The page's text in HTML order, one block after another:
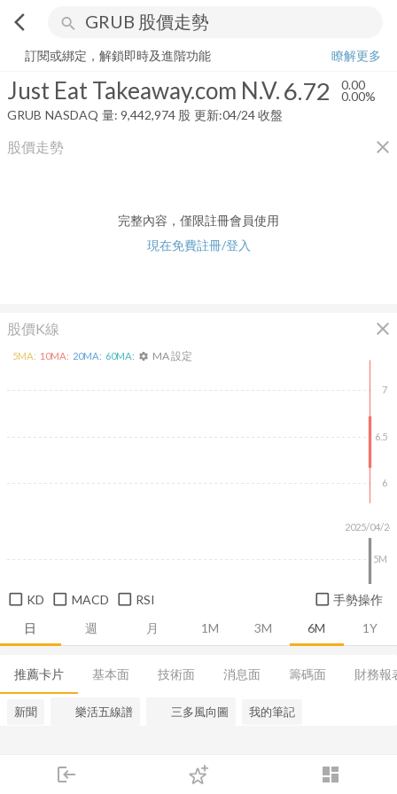
arrow_back_ios search
login dashboard
下單
Just Eat Takeaway.com N.V. 6.72 0.00%
訂閱或綁定，解鎖即時及進階功能
瞭解更多
Just Eat Takeaway.com N.V.6.72 0.00
0.00%
GRUB NASDAQ 量: 9,442,974 股 更新:04/24 收盤
股價走勢 close
完整內容，僅限註冊會員使用
現在免費註冊/登入
股價K線 close
日 週 月 1M 3M 6M 1Y
2025/04/24
6
6.5
7
5M
5MA: 10MA: 20MA: 60MA: settings MA 設定
KD MACD RSI 手勢操作
推薦卡片 基本面 技術面 消息面 籌碼面 財務報
新聞 樂活五線譜 三多風向圖 我的筆記